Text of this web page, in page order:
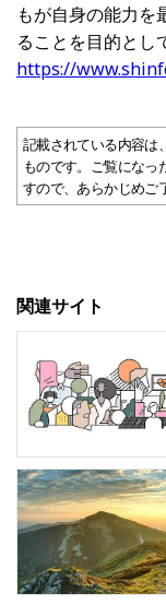
もが自身の能力を
ることを目的とし
https://
記載されている内容は
ものです。ご覧になっ
すので、あらかじめご
関連サイト